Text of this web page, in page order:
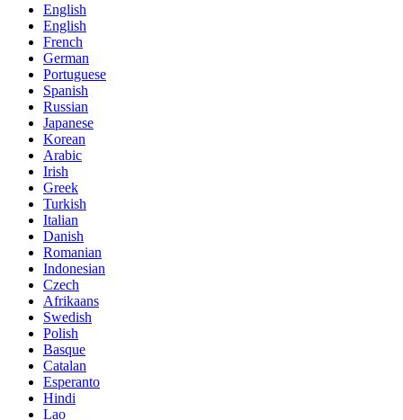
English
English
French
German
Portuguese
Spanish
Russian
Japanese
Korean
Arabic
Irish
Greek
Turkish
Italian
Danish
Romanian
Indonesian
Czech
Afrikaans
Swedish
Polish
Basque
Catalan
Esperanto
Hindi
Lao